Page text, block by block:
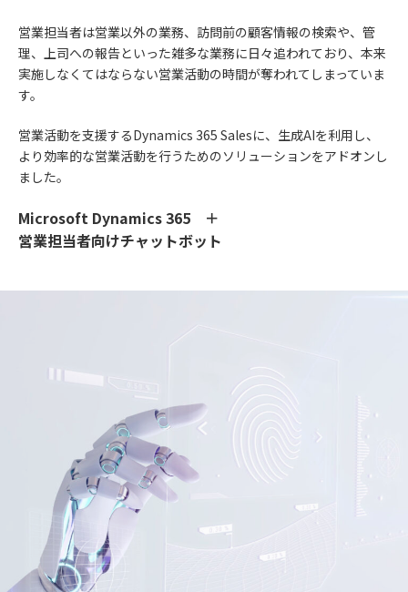
営業担当者は営業以外の業務、訪問前の顧客情報の検索や、管
理、上司への報告といった雑多な業務に日々追われており、本来
実施しなくてはならない営業活動の時間が奪われてしまっていま
す。
営業活動を支援するDynamics 365 Salesに、生成AIを利用し、
より効率的な営業活動を行うためのソリューションをアドオンし
ました。
Microsoft Dynamics 365 ＋
営業担当者向けチャットボット